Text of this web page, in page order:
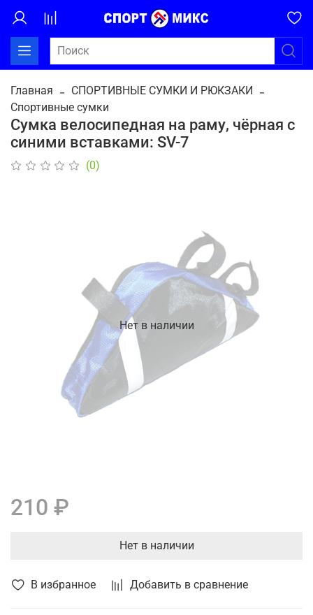
Главная
СПОРТИВНЫЕ СУМКИ И РЮКЗАКИ
Спортивные сумки
Сумка велосипедная на раму, чёрная с
синими вставками: SV-7
(0)
В избранное Добавить в сравнение
Нет в наличии
210 ₽
Нет в наличии